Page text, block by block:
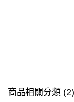
商品相關分類 (2)